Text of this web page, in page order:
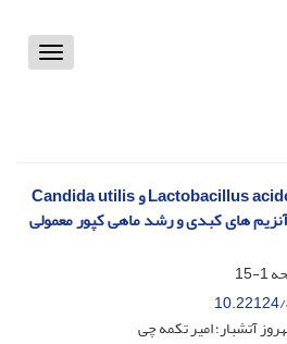
Toggle
تأثیر پروبیوتیک های Lactobacillus acidophilus و Candida utilis
های کبدی و رشد ماهی کپور معمولی
1-15
آتشبار؛ امیر تکمه چی